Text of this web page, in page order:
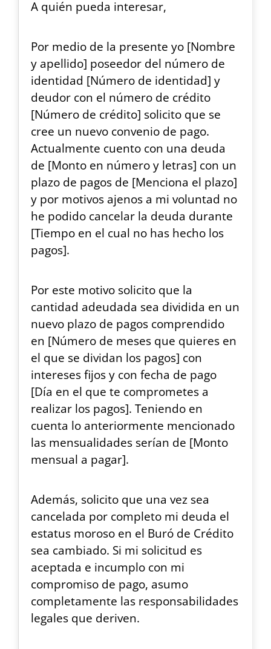
A quién pueda interesar,
Por medio de la presente yo [Nombre
y apellido] poseedor del número de
identidad [Número de identidad] y
deudor con el número de crédito
[Número de crédito] solicito que se
cree un nuevo convenio de pago.
Actualmente cuento con una deuda
de [Monto en número y letras] con un
plazo de pagos de [Menciona el plazo]
y por motivos ajenos a mi voluntad no
he podido cancelar la deuda durante
[Tiempo en el cual no has hecho los
pagos].
Por este motivo solicito que la
cantidad adeudada sea dividida en un
nuevo plazo de pagos comprendido
en [Número de meses que quieres en
el que se dividan los pagos] con
intereses fijos y con fecha de pago
[Día en el que te comprometes a
realizar los pagos]. Teniendo en
cuenta lo anteriormente mencionado
las mensualidades serían de [Monto
mensual a pagar].
Además, solicito que una vez sea
cancelada por completo mi deuda el
estatus moroso en el Buró de Crédito
sea cambiado. Si mi solicitud es
aceptada e incumplo con mi
compromiso de pago, asumo
completamente las responsabilidades
legales que deriven.